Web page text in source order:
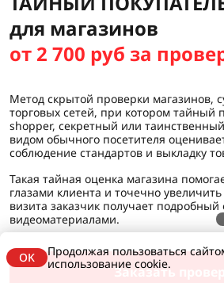
для магазинов
от 2 700 руб за
Метод скрытой проверки магазинов,
торговых сетей, при котором тайный
shopper, секретный или
видом обычного посетителя
соблюдение стандартов и выкладку
Такая тайная оценка магазина
глазами клиента и точечно
визита заказчик получает подробный
видеоматериалами.
Заказать
OK
Продолжая пользоваться
использование cookie.